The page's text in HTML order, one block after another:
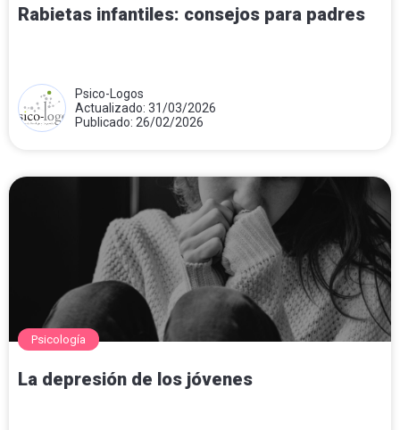
Rabietas infantiles: consejos para padres
Psico-Logos
Actualizado: 31/03/2026
Publicado: 26/02/2026
Psicología
La depresión de los jóvenes